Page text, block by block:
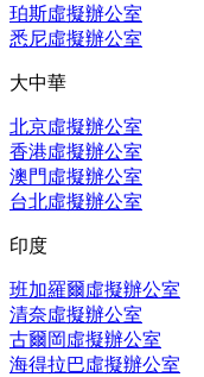
珀斯虛擬辦公室
悉尼虛擬辦公室
大中華
北京虛擬辦公室
香港虛擬辦公室
澳門虛擬辦公室
台北虛擬辦公室
印度
班加羅爾虛擬辦公室
清奈虛擬辦公室
古爾岡虛擬辦公室
海得拉巴虛擬辦公室